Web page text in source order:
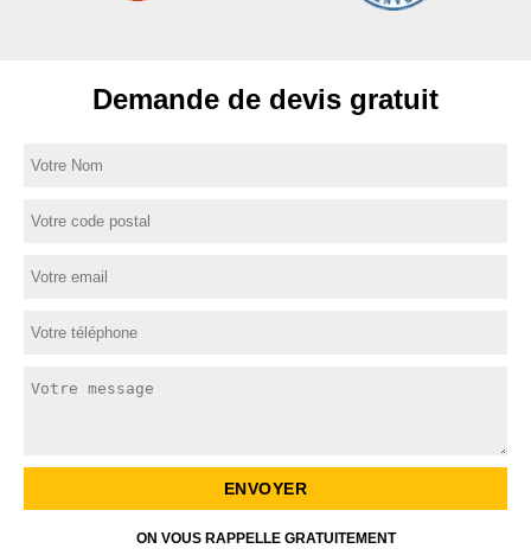
Demande de devis gratuit
ON VOUS RAPPELLE GRATUITEMENT